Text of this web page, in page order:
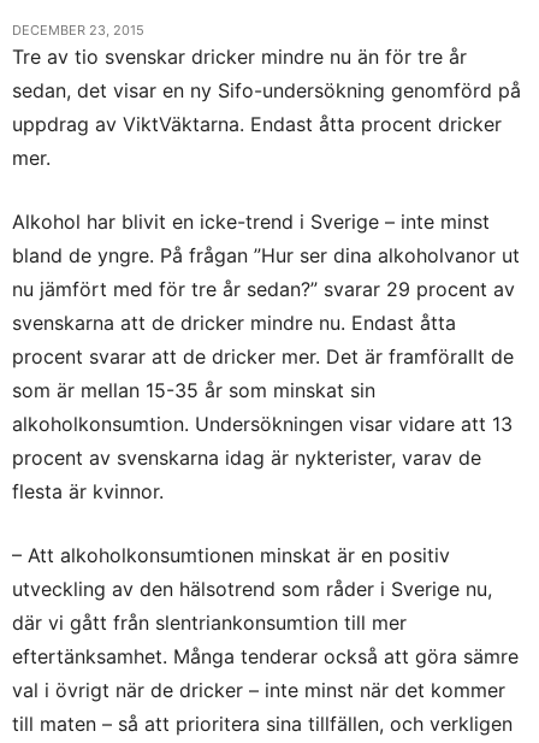
DECEMBER 23, 2015
Tre av tio svenskar dricker mindre nu än för tre år
sedan, det visar en ny Sifo-undersökning genomförd på
uppdrag av ViktVäktarna. Endast åtta procent dricker
mer.
Alkohol har blivit en icke-trend i Sverige – inte minst
bland de yngre. På frågan ”Hur ser dina alkoholvanor ut
nu jämfört med för tre år sedan?” svarar 29 procent av
svenskarna att de dricker mindre nu. Endast åtta
procent svarar att de dricker mer. Det är framförallt de
som är mellan 15-35 år som minskat sin
alkoholkonsumtion. Undersökningen visar vidare att 13
procent av svenskarna idag är nykterister, varav de
flesta är kvinnor.
– Att alkoholkonsumtionen minskat är en positiv
utveckling av den hälsotrend som råder i Sverige nu,
där vi gått från slentriankonsumtion till mer
eftertänksamhet. Många tenderar också att göra sämre
val i övrigt när de dricker – inte minst när det kommer
till maten – så att prioritera sina tillfällen, och verkligen